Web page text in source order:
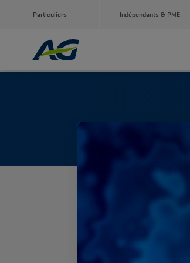
Particuliers Indépendants & PME